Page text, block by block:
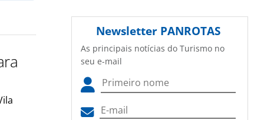
Newsletter PANROTAS
As principais notícias do Turismo no
seu e-mail